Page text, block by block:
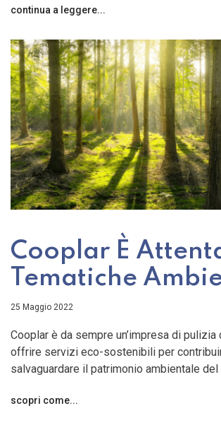
continua a leggere...
Cooplar È
Tematiche
25 Maggio 2022
Cooplar è da sempre un’impresa di pulizia
offrire servizi eco-sostenibili per
salvaguardare il patrimonio ambientale
scopri come...